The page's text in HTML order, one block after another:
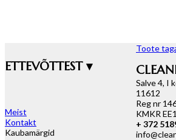
ETTEVÕTTEST ▾
Meist
Kontakt
Kaubamärgid
Toote
Salve 4, I
11612
Reg nr
KMKR
+ 372